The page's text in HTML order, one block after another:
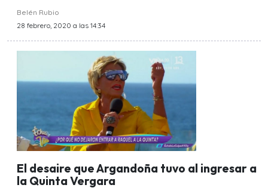
Belén Rubio
28 febrero, 2020 a las 14:34
El desaire que Argandoña tuvo al ingresar a
la Quinta Vergara